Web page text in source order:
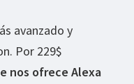
avanzado y
Por 229$
nos ofrece Alexa